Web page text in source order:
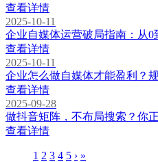
查看详情
2025-10-11
企业自媒体运营破局指南：从0
查看详情
2025-10-11
企业怎么做自媒体才能盈利？
查看详情
2025-09-28
做抖音矩阵，不布局搜索？你
查看详情
1 2 3 4 5 › »